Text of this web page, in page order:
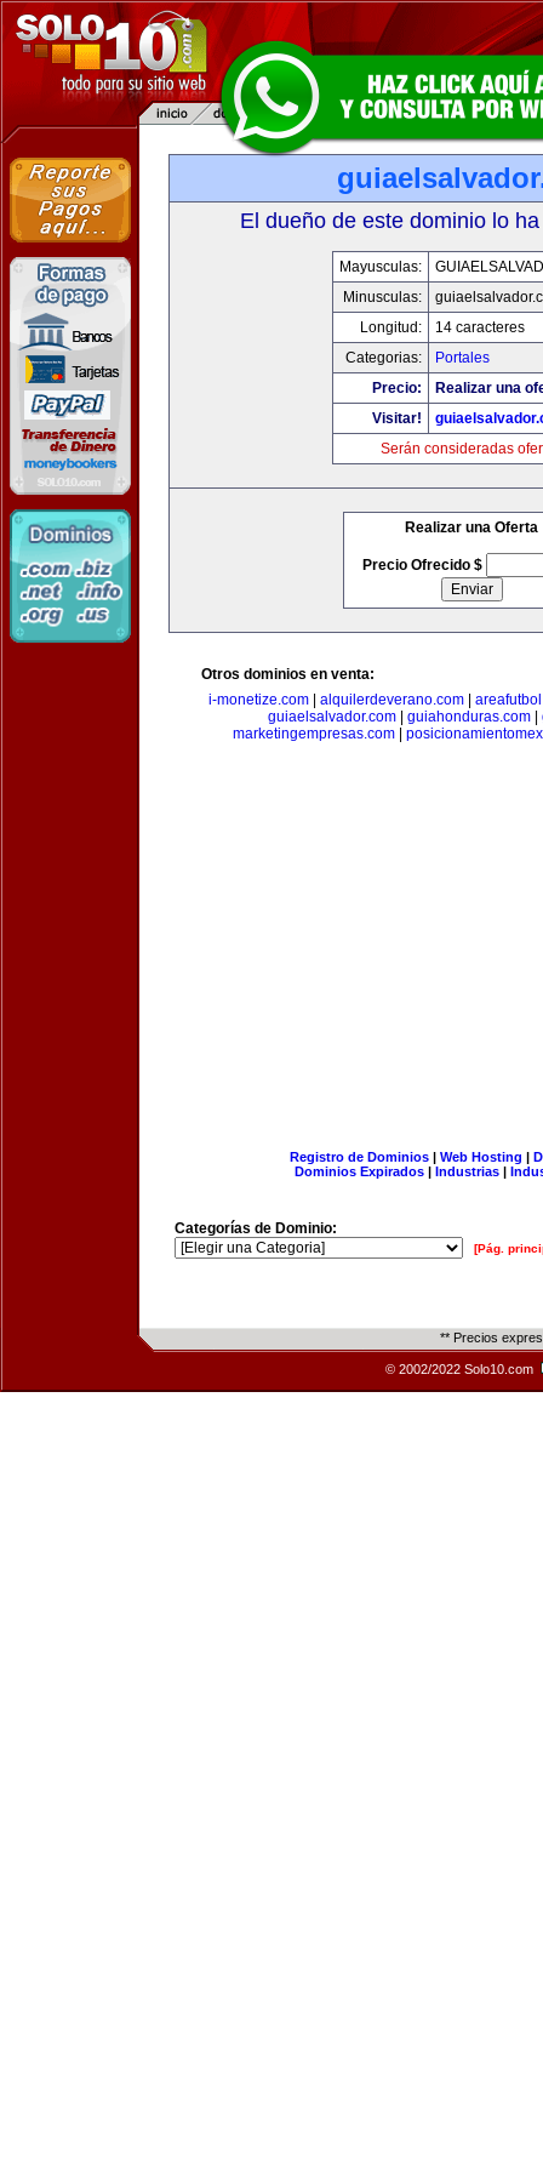
El dueño de este dominio lo
Mayusculas:
Minusculas:
Longitud:
14 caracteres
Categorias:
Portales
Precio:
Realizar una
Visitar!
Serán consideradas
Realizar una Oferta
Precio Ofrecido $
Otros dominios en venta:
i-monetize.com
alquilerdeverano.com
guiaelsalvador.com| guiahonduras.com|
marketingempresas.com
Registro de Dominios| Web Hosting |
Dominios Expirados | Industrias |
Categorías de Dominio:
[Pág.
** Precios
© 2002/2022 Solo10.com